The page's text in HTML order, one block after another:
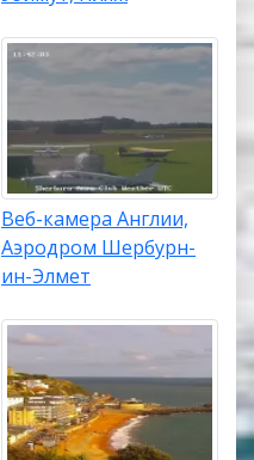
Веб-камера Англии,
Аэродром Шербурн-
ин-Элмет